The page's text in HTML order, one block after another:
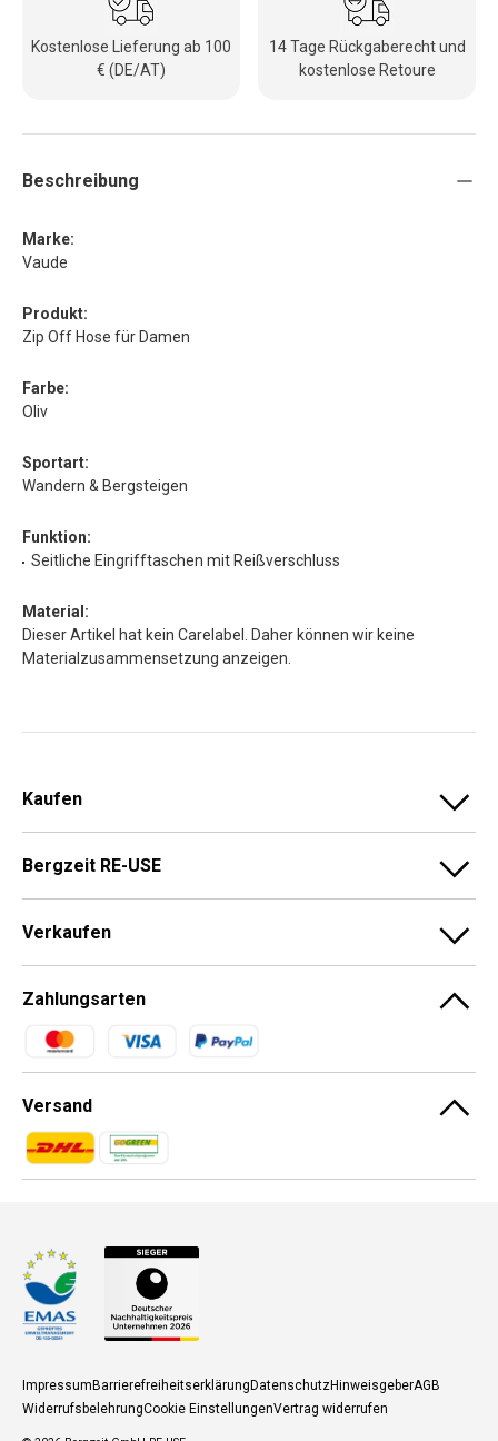
Kostenlose Lieferung ab 100
€ (DE/AT)
14 Tage Rückgaberecht und
kostenlose Retoure
Beschreibung
Marke:
Vaude
Produkt:
Zip Off Hose für Damen
Farbe:
Oliv
Sportart:
Wandern & Bergsteigen
Funktion:
Seitliche Eingrifftaschen mit Reißverschluss
Material:
Dieser Artikel hat kein Carelabel. Daher können wir keine
Materialzusammensetzung anzeigen.
Kaufen
Bergzeit RE-USE
Verkaufen
Zahlungsarten
Zahlungsmethoden
Versand
Zahlungsmethoden
Zahlungsmethoden
ImpressumBarrierefreiheitserklärungDatenschutzHinweisgeberAGB
WiderrufsbelehrungCookie EinstellungenVertrag widerrufen